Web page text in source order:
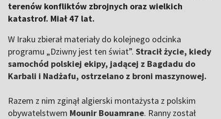
terenów konfliktów zbrojnych oraz wielkich
katastrof. Miał 47 lat.
W Iraku zbierał materiały do kolejnego odcinka
programu „Dziwny jest ten świat”. Stracił życie, kiedy
samochód polskiej ekipy, jadącej z Bagdadu do
Karbali i Nadżafu, ostrzelano z broni maszynowej.
Razem z nim zginął algierski montażysta z polskim
obywatelstwem Mounir Bouamrane. Ranny został